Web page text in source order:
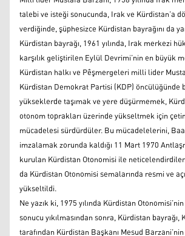
talebi ve isteği sonucunda, Irak ve Kürdistan’a
verdiğinde, şüphesizce Kürdistan bayrağını da
Kürdistan bayrağı, 1961 yılında, Irak merkezi
karşılık geliştirilen Eylül Devrimi’nin en büyük
Kürdistan halkı ve Pêşmergeleri milli lider
Kürdistan Demokrat Partisi (KDP) öncülüğünde
yükseklerde taşımak ve yere düşürmemek,
otonom toprakları üzerinde yükseltmek için
mücadelesi sürdürdüler. Bu mücadelelerini,
imzalamak zorunda kaldığı 11 Mart 1970
kurulan Kürdistan Otonomisi ile
da Kürdistan Otonomisi semalarında resmi ve
yükseltildi.
Ne yazık ki, 1975 yılında Kürdistan
sonucu yıkılmasından sonra, Kürdistan
tarafından Kürdistan Başkanı Mesud